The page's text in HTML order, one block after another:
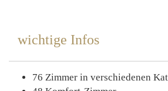
wichtige Infos
76 Zimmer in verschiedenen